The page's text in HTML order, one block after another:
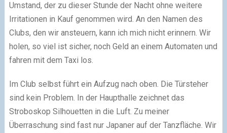
Umstand, der zu dieser Stunde der Nacht ohne weitere
Irritationen in Kauf genommen wird. An den Namen des
Clubs, den wir ansteuern, kann ich mich nicht erinnern. Wir
holen, so viel ist sicher, noch Geld an einem Automaten und
fahren mit dem Taxi los.
Im Club selbst führt ein Aufzug nach oben. Die Türsteher
sind kein Problem. In der Haupthalle zeichnet das
Stroboskop Silhouetten in die Luft. Zu meiner
Überraschung sind fast nur Japaner auf der Tanzfläche. Wir